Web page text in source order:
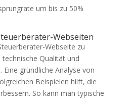
um bis zu 50%
Webseiten
Webseite zu
Qualität und
gründliche Analyse von
Beispielen hilft, die
So kann man typische